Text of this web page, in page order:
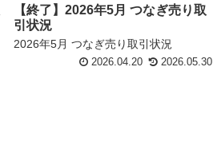
【終了】2026年5月 つなぎ売り取
引状況
2026年5月 つなぎ売り取引状況
2026.04.20 2026.05.30